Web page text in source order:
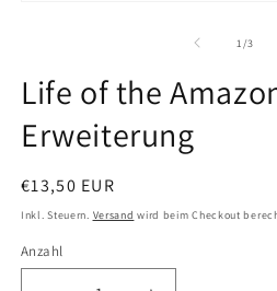
1 /von
3
Life of the
Erweiterung
Normaler
Preis
€13,50 EUR
Inkl. Steuern. Versand wird beim Checkout
Anzahl